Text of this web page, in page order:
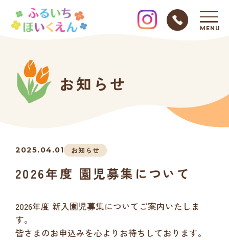
MENU
お知らせ
2025.04.01 お知らせ
2026年度 園児募集について
2026年度 新入園児募集についてご案内いたしま
す。
皆さまのお申込みを心よりお待ちしております。